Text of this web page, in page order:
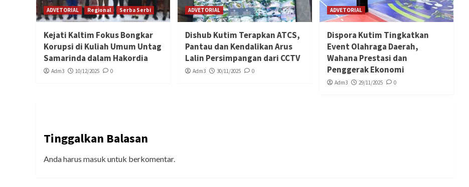
ADVETORIAL Regional Serba Serbi
Kejati Kaltim Fokus Bongkar
Korupsi di Kuliah Umum Untag
Samarinda dalam Hakordia
Adm3 10/12/2025 0
ADVETORIAL
Dishub Kutim Terapkan ATCS,
Pantau dan Kendalikan Arus
Lalin Persimpangan dari CCTV
Adm3 30/11/2025 0
ADVETORIAL
Dispora Kutim Tingkatkan
Event Olahraga Daerah,
Wahana Prestasi dan
Penggerak Ekonomi
Adm3 29/11/2025 0
Tinggalkan Balasan
Anda harus masuk untuk berkomentar.